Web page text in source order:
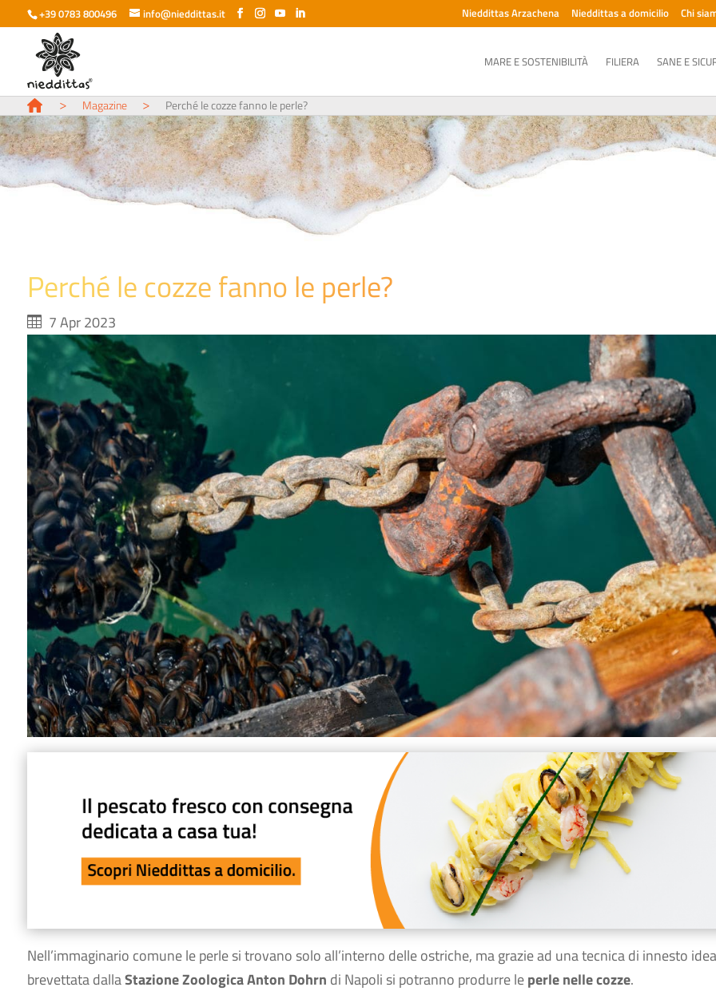
+39 0783 800496 info@nieddittas.it Nieddittas Arzachena Nieddittas a domicilio Chi
MARE E SOSTENIBILITÀ FILIERA SANE E
> Magazine > Perché le cozze fanno le perle?
Perché le cozze fanno le perle?
7 Apr 2023
Nell’immaginario comune le perle si trovano solo all’interno delle ostriche, ma grazie ad una tecnica di innesto
brevettata dallaStazione Zoologica Anton Dohrn di Napoli si potranno produrre leperle nelle cozze.